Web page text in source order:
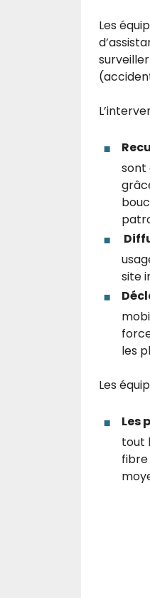
Les
sont
site
les
Les
Les
tout
fibre